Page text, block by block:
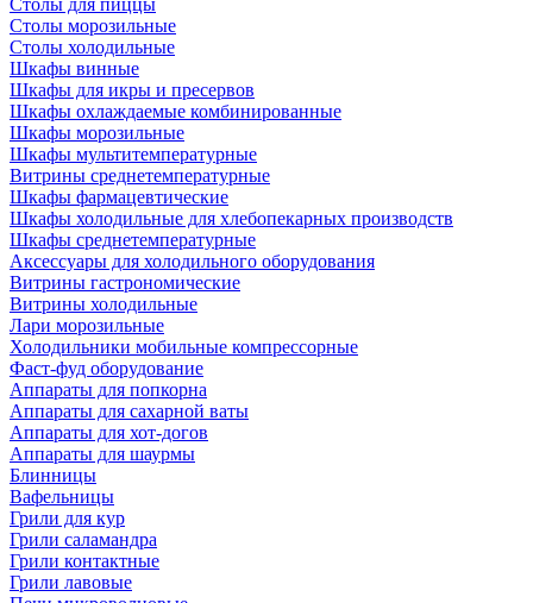
Столы для пиццы
Столы морозильные
Столы холодильные
Шкафы винные
Шкафы для икры и пресервов
Шкафы охлаждаемые комбинированные
Шкафы морозильные
Шкафы мультитемпературные
Витрины среднетемпературные
Шкафы фармацевтические
Шкафы холодильные для хлебопекарных производств
Шкафы среднетемпературные
Аксессуары для холодильного оборудования
Витрины гастрономические
Витрины холодильные
Лари морозильные
Холодильники мобильные компрессорные
Фаст-фуд оборудование
Аппараты для попкорна
Аппараты для сахарной ваты
Аппараты для хот-догов
Аппараты для шаурмы
Блинницы
Вафельницы
Грили для кур
Грили саламандра
Грили контактные
Грили лавовые